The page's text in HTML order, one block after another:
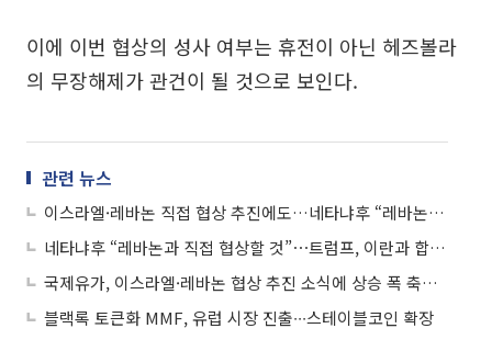
이에 이번 협상의 성사 여부는 휴전이 아닌 헤즈볼라
의 무장해제가 관건이 될 것으로 보인다.
관련 뉴스
이스라엘·레바논 직접 협상 추진에도…네타냐후 “레바논과 휴전 없다”
네타냐후 “레바논과 직접 협상할 것”⋯트럼프, 이란과 합의 “매우 낙관”
국제유가, 이스라엘·레바논 협상 추진 소식에 상승 폭 축소…WTI 3.66%↑
블랙록 토큰화 MMF, 유럽 시장 진출∙∙∙스테이블코인 확장